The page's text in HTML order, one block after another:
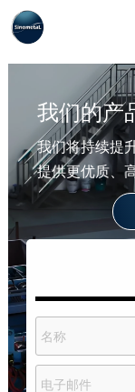
我们的产
我们将持续提
提供更优质、